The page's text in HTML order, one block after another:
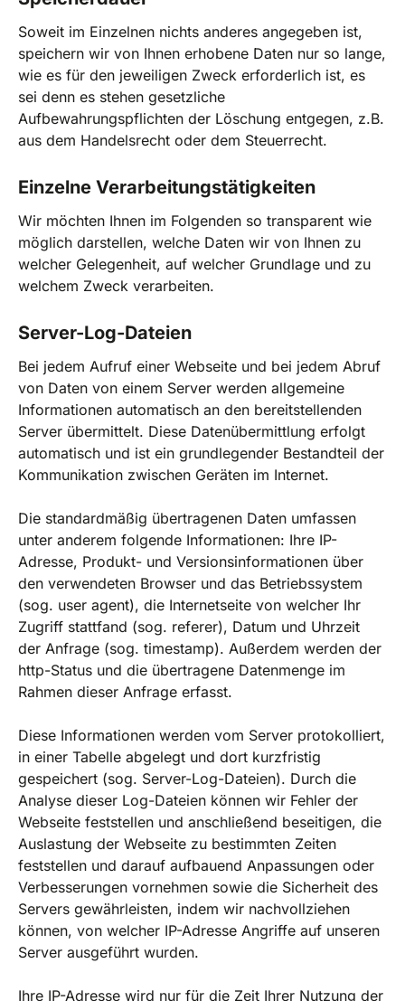
Soweit im Einzelnen nichts anderes angegeben ist,
speichern wir von Ihnen erhobene Daten nur so lange,
wie es für den jeweiligen Zweck erforderlich ist, es
sei denn es stehen gesetzliche
Aufbewahrungspflichten der Löschung entgegen, z.B.
aus dem Handelsrecht oder dem Steuerrecht.
Einzelne Verarbeitungstätigkeiten
Wir möchten Ihnen im Folgenden so transparent wie
möglich darstellen, welche Daten wir von Ihnen zu
welcher Gelegenheit, auf welcher Grundlage und zu
welchem Zweck verarbeiten.
Server-Log-Dateien
Bei jedem Aufruf einer Webseite und bei jedem Abruf
von Daten von einem Server werden allgemeine
Informationen automatisch an den bereitstellenden
Server übermittelt. Diese Datenübermittlung erfolgt
automatisch und ist ein grundlegender Bestandteil der
Kommunikation zwischen Geräten im Internet.
Die standardmäßig übertragenen Daten umfassen
unter anderem folgende Informationen: Ihre IP-
Adresse, Produkt- und Versionsinformationen über
den verwendeten Browser und das Betriebssystem
(sog. user agent), die Internetseite von welcher Ihr
Zugriff stattfand (sog. referer), Datum und Uhrzeit
der Anfrage (sog. timestamp). Außerdem werden der
http-Status und die übertragene Datenmenge im
Rahmen dieser Anfrage erfasst.
Diese Informationen werden vom Server protokolliert,
in einer Tabelle abgelegt und dort kurzfristig
gespeichert (sog. Server-Log-Dateien). Durch die
Analyse dieser Log-Dateien können wir Fehler der
Webseite feststellen und anschließend beseitigen, die
Auslastung der Webseite zu bestimmten Zeiten
feststellen und darauf aufbauend Anpassungen oder
Verbesserungen vornehmen sowie die Sicherheit des
Servers gewährleisten, indem wir nachvollziehen
können, von welcher IP-Adresse Angriffe auf unseren
Server ausgeführt wurden.
Ihre IP-Adresse wird nur für die Zeit Ihrer Nutzung der